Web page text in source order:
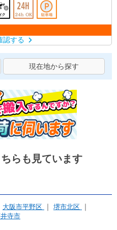
認する
現在地から探す
らも見ています
大阪市平野区
堺市北区
寺市